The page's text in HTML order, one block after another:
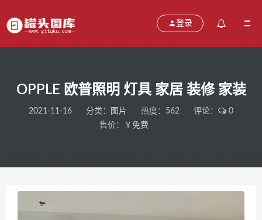
登录
OPPLE 欧普照明 灯具 家居 装修 家装
2021-11-16 分类： 图片 热度：562 评论：
0
售价：￥免费